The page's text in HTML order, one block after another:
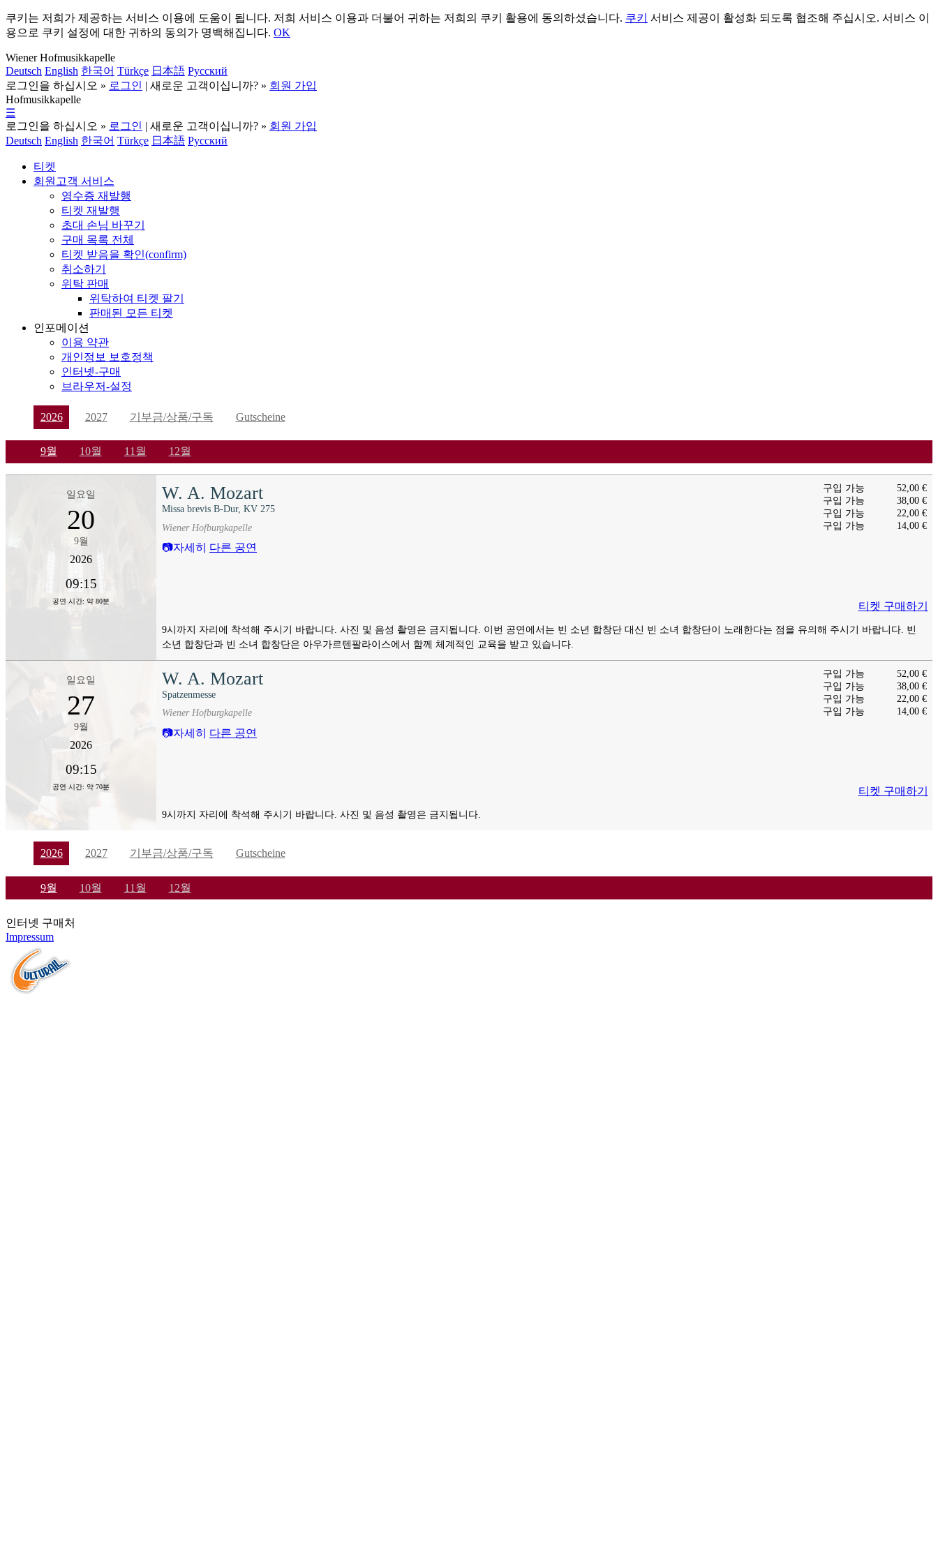
쿠키는 저희가 제공하는 서비스 이용에 도움이 됩니다. 저희 서비스 이용과 더불어 귀하는 저희의 쿠키 활용에 동의하셨습니다. 쿠키
서비스 제공이 활성화 되도록 협조해 주십시오. 서비스 이
용으로 쿠키 설정에 대한 귀하의 동의가 명백해집니다. OK
Wiener Hofmusikkapelle
Deutsch English 한국어 Türkçe 日本語 Русский
로그인을 하십시오 » 로그인 | 새로운 고객이십니까? » 회원 가입
Hofmusikkapelle
☰
로그인을 하십시오 » 로그인 | 새로운 고객이십니까? » 회원 가입
Deutsch English 한국어 Türkçe 日本語 Русский
티켓
회원고객 서비스
영수증 재발행
티켓 재발행
초대 손님 바꾸기
구매 목록 전체
티켓 받음을 확인(confirm)
취소하기
위탁 판매
위탁하여 티켓 팔기
판매된 모든 티켓
인포메이션
이용 약관
개인정보 보호정책
인터넷-구매
브라우저-설정
2026 2027 기부금/상품/구독 Gutscheine
9월 10월 11월 12월
구입 가능
52,00 €
구입 가능
38,00 €
구입 가능
22,00 €
구입 가능
14,00 €
일요일
20
9월
2026
09:15
공연 시간: 약 80분
W. A. Mozart
Missa brevis B-Dur, KV 275
Wiener Hofburgkapelle
자세히 다른 공연
티켓 구매하기
9시까지 자리에 착석해 주시기 바랍니다. 사진 및 음성 촬영은 금지됩니다. 이번 공연에서는 빈 소년 합창단 대신 빈 소녀 합창단이 노래한다는 점을 유의해 주시기 바랍니다. 빈
소년 합창단과 빈 소녀 합창단은 아우가르텐팔라이스에서 함께 체계적인 교육을 받고 있습니다.
구입 가능
52,00 €
구입 가능
38,00 €
구입 가능
22,00 €
구입 가능
14,00 €
일요일
27
9월
2026
09:15
공연 시간: 약 70분
W. A. Mozart
Spatzenmesse
Wiener Hofburgkapelle
자세히 다른 공연
티켓 구매하기
9시까지 자리에 착석해 주시기 바랍니다. 사진 및 음성 촬영은 금지됩니다.
2026 2027 기부금/상품/구독 Gutscheine
9월 10월 11월 12월
인터넷 구매처
Impressum